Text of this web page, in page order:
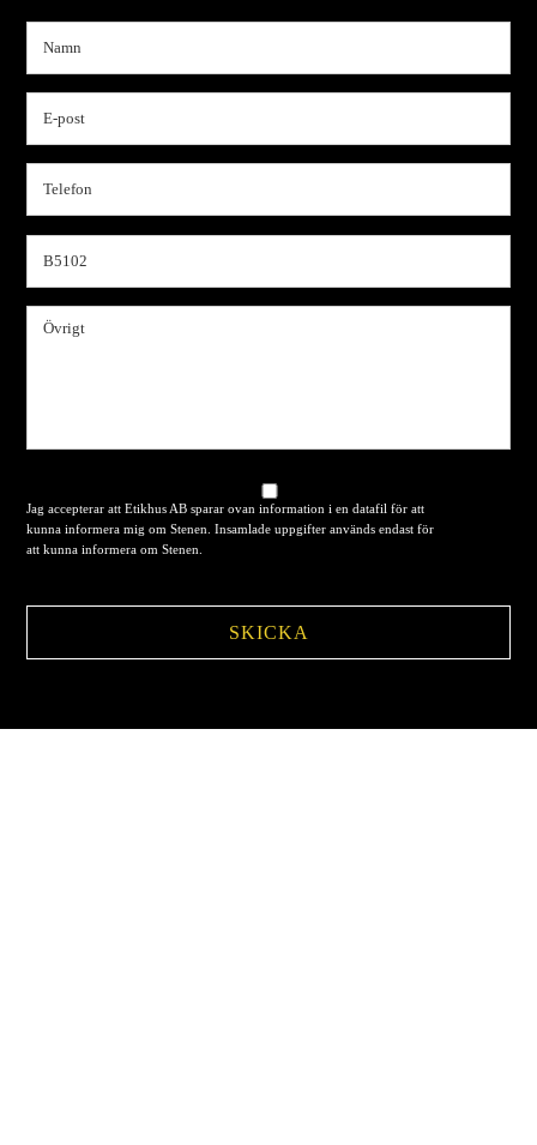
Jag accepterar att Etikhus AB sparar ovan information i en datafil för att
kunna informera mig om Stenen. Insamlade uppgifter används endast för
att kunna informera om Stenen.